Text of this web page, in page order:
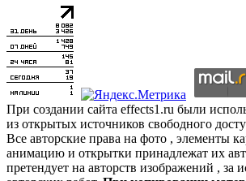
При создании сайта effects1.ru были
из открытых источников свободного
Все авторские права на фото , элементы
анимацию и открытки принадлежат их
претендует на авторств изображений , за